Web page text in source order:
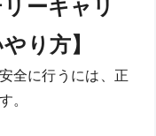
ーキャリ
り方】
全に行うには、正
。